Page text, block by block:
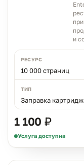
и
РЕСУРС
10 000 страниц
ТИП
Заправка
1 100 ₽
Услуга доступна